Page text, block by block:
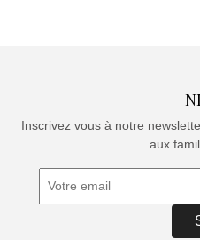
Inscrivez vous à notre
aux